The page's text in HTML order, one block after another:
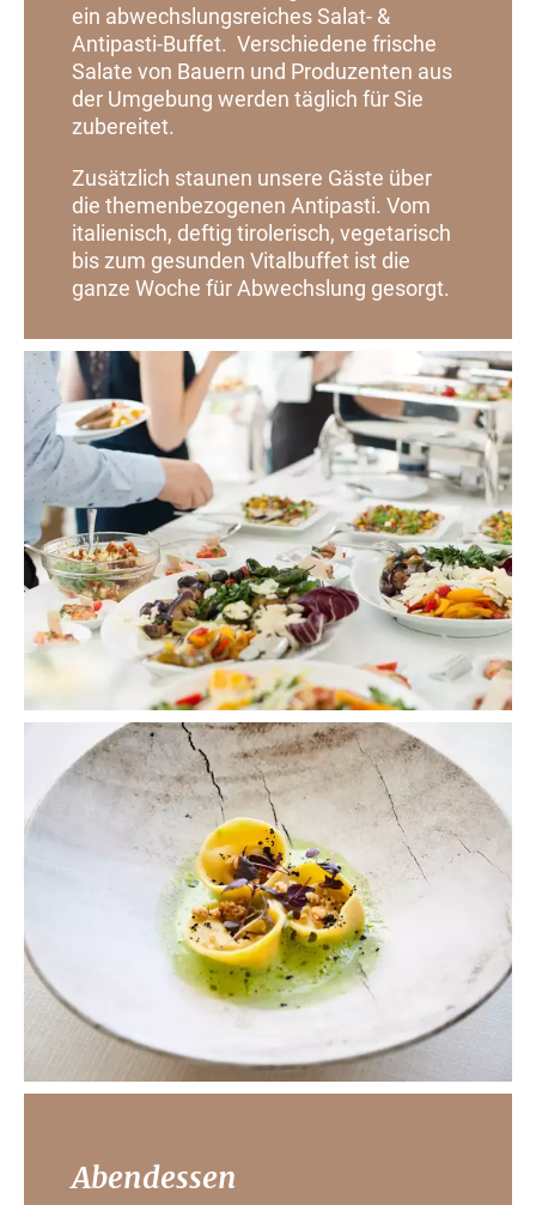
ein abwechslungsreiches Salat- &
Antipasti-Buffet. Verschiedene frische
Salate von Bauern und Produzenten aus
der Umgebung werden täglich für Sie
zubereitet.
Zusätzlich staunen unsere Gäste über
die themenbezogenen Antipasti. Vom
italienisch, deftig tirolerisch, vegetarisch
bis zum gesunden Vitalbuffet ist die
ganze Woche für Abwechslung gesorgt.
Abendessen